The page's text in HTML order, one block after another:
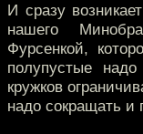
И сразу
нашего
Фурсенкой,
полупустые
кружков
надо сокращать и